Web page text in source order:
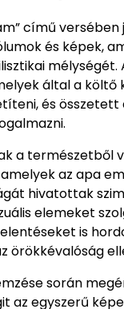
című
és képek,
mélységét.
által a költő
és összetett
a természetből
az apa
hivatottak
elemeket
is
örökkévalóság
során
az egyszerű